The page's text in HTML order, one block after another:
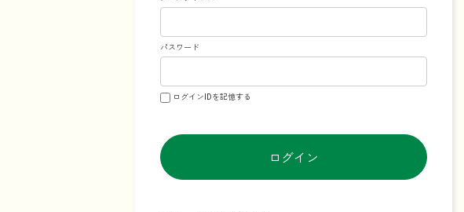
パスワード
ログインIDを記憶する
ログイン